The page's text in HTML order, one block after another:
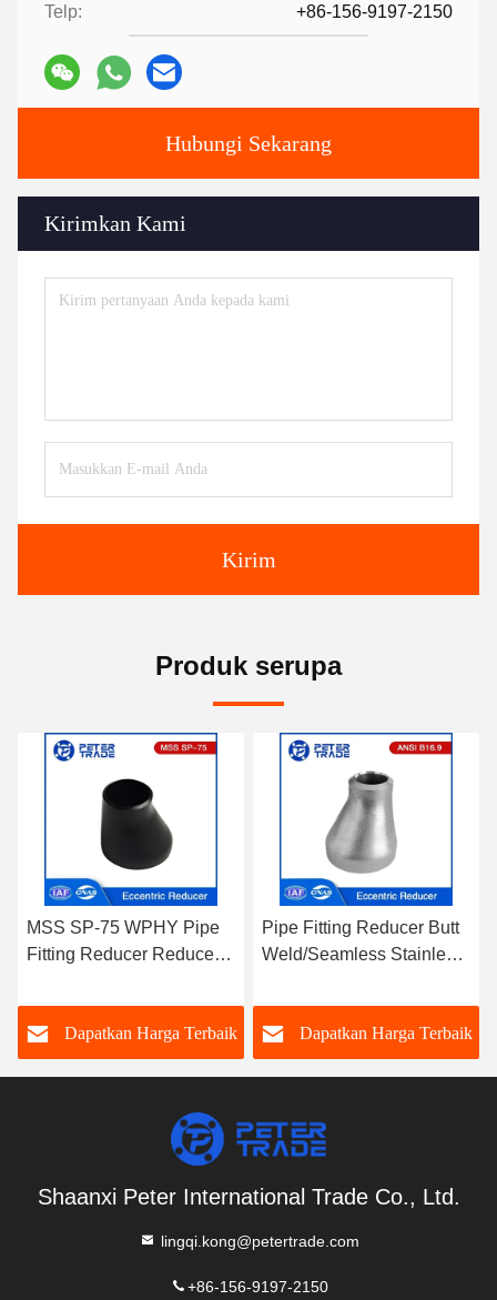
Telp: +86-156-9197-2150
Hubungi Sekarang
Kirimkan Kami
Kirim
Produk serupa
Pipe Fitting Reducer Butt
Weld/Seamless Stainless
A403 Reducer eksentrik
untuk sistem pipa
Dapatkan Harga Terbaik
MSS SP-43 Butt Weld
Concentric Reducer
Petrokimia
Dapatkan Harga
Shaanxi Peter International Trade Co., Ltd.
lingqi.kong@petertrade.com
+86-156-9197-2150